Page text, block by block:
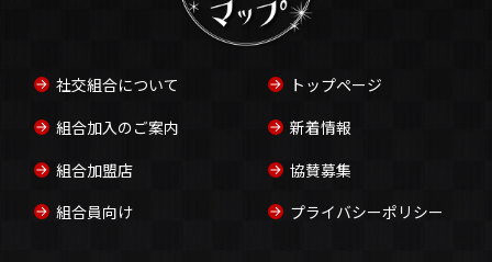
社交組合について
組合加入のご案内
組合加盟店
組合員向け
トップページ
新着情報
協賛募集
プライバシーポリシー